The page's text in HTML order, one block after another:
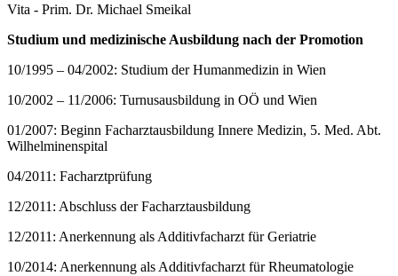
Vita - Prim. Dr. Michael Smeikal
Studium und medizinische Ausbildung nach der Promotion
10/1995 – 04/2002: Studium der Humanmedizin in Wien
10/2002 – 11/2006: Turnusausbildung in OÖ und Wien
01/2007: Beginn Facharztausbildung Innere Medizin, 5. Med. Abt.
Wilhelminenspital
04/2011: Facharztprüfung
12/2011: Abschluss der Facharztausbildung
12/2011: Anerkennung als Additivfacharzt für Geriatrie
10/2014: Anerkennung als Additivfacharzt für Rheumatologie